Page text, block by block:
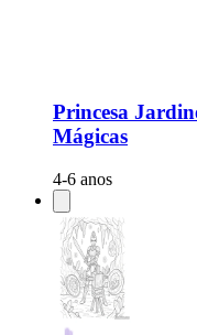
Princesa
Mágicas
4-6 anos